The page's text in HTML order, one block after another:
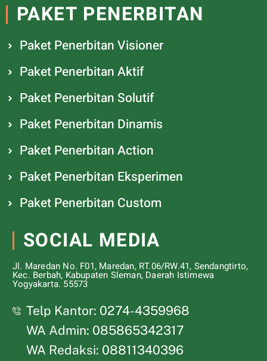
PAKET PENERBITAN
Paket Penerbitan Visioner
Paket Penerbitan Aktif
Paket Penerbitan Solutif
Paket Penerbitan Dinamis
Paket Penerbitan Action
Paket Penerbitan Eksperimen
Paket Penerbitan Custom
SOCIAL MEDIA
Jl. Maredan No. F01, Maredan, RT.06/RW.41, Sendangtirto,
Kec. Berbah, Kabupaten Sleman, Daerah Istimewa
Yogyakarta. 55573
Telp Kantor: 0274-4359968
WA Admin: 085865342317
WA Redaksi: 08811340396